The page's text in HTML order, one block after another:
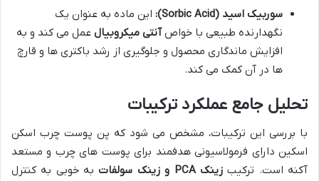
سوربیک اسید (Sorbic Acid):
این ماده به عنوان یک
نگهدارنده طبیعی با خواصآنتی میکروبیال عمل می کند و به
افزایش ماندگاری محصول و جلوگیری از رشد باکتری ها و قارچ
ها در آن کمک می کند.
تحلیل جامع عملکرد ترکیبات
با بررسی این ترکیبات، مشخص می شود که پن پوست چرب اسکن
اسکین دارای فرمولاسیونی هدفمند برای پوست های چرب و مستعد
آکنه است. ترکیبزینک PCA و زینک سولفات
به خوبی به کنترل